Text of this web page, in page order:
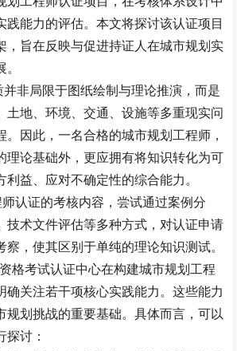
践能力的评估。本文将探讨该认证项目
，旨在反映与促进持证人在城市规划实
非局限于图纸绘制与理论推演，而是
土地、环境、交通、设施等多重现实问
。因此，一名合格的城市规划工程师，
理论基础外，更应拥有将知识转化为可
利益、应对不确定性的综合能力。
认证的考核内容，尝试通过案例分
技术文件评估等多种方式，对认证申请
察，使其区别于单纯的理论知识测试。
格考试认证中心在构建城市规划工程
确关注若干项核心实践能力。这些能力
规划挑战的重要基础。具体而言，可以
探讨：